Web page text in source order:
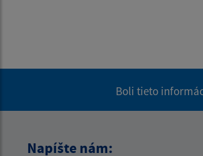
Boli tieto
Napíšte nám: